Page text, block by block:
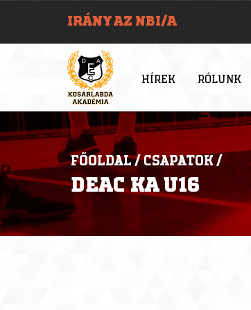
IRÁNY AZ NBI/A
HÍREK RÓLUNK
FŐOLDAL / CSAPATOK /
DEAC KA U16